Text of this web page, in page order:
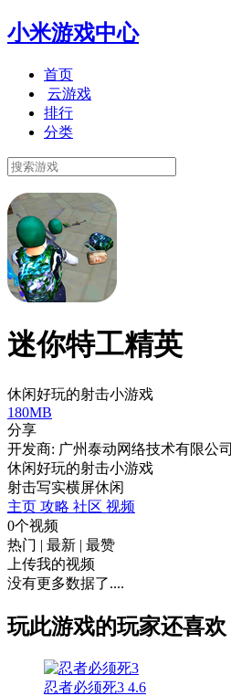
小米游戏中心
首页
云游戏
排行
分类
迷你特工精英
休闲好玩的射击小游戏
180MB
分享
开发商: 广州泰动网络技术有限公司
休闲好玩的射击小游戏
射击写实横屏休闲
主页 攻略 社区 视频
0个视频
热门 | 最新 | 最赞
上传我的视频
没有更多数据了....
玩此游戏的玩家还喜欢
忍者必须死3 4.6